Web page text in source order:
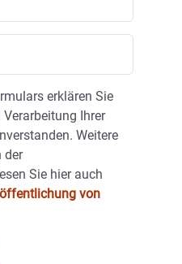
erklären Sie
Ihrer
Weitere
der
Sie hier auch
von